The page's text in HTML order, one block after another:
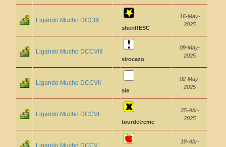
Ligando Mucho DCCIX
sheriffESC
16-May-
2025
Ligando Mucho DCCVIII
sirocazo
09-May-
2025
Ligando Mucho DCCVII
sie
02-May-
2025
Ligando Mucho DCCVI
tourdetreme
25-Abr-
2025
Ligando Mucho DCCV
18-Abr-